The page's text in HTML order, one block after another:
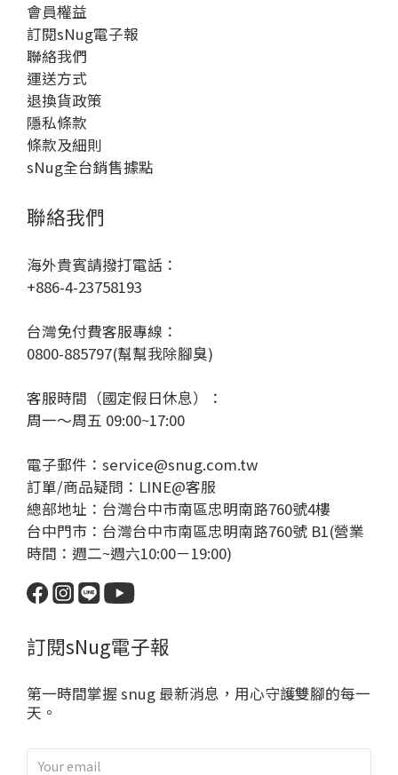
會員權益
訂閱sNug電子報
聯絡我們
運送方式
退換貨政策
隱私條款
條款及細則
sNug全台銷售據點
聯絡我們
海外貴賓請撥打電話：
+886-4-23758193
台灣免付費客服專線：
0800-885797(幫幫我除腳臭)
客服時間（國定假日休息）：
周一～周五 09:00~17:00
電子郵件：service@snug.com.tw
訂單/商品疑問： LINE@客服
總部地址：台灣台中市南區忠明南路760號4樓
台中門市：台灣台中市南區忠明南路760號 B1(營業
時間：週二~週六10:00－19:00)
訂閱sNug電子報
第一時間掌握 snug 最新消息，用心守護雙腳的每一
天。